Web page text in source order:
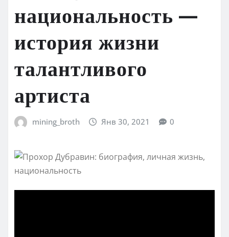
национальность —
история жизни
талантливого
артиста
mining_broth Янв 30, 2021 0